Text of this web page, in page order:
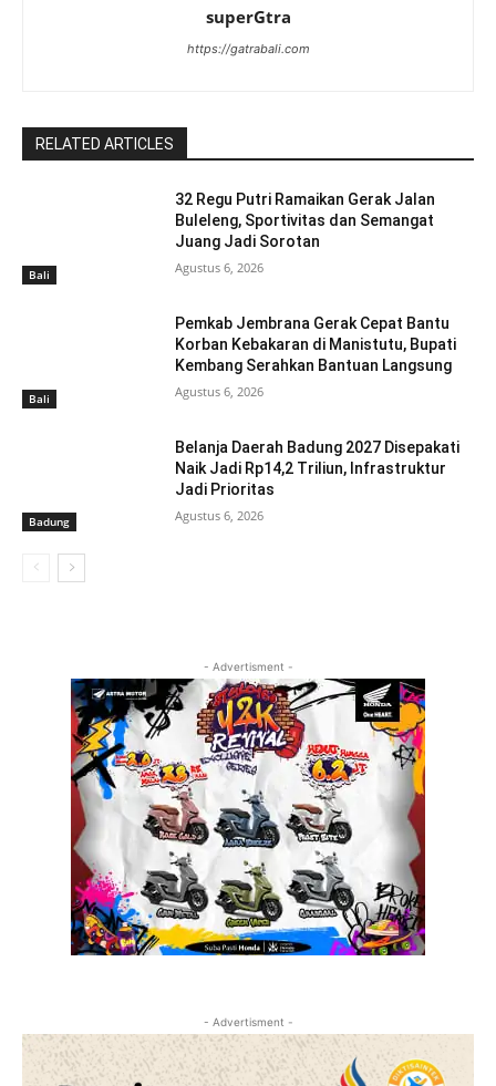
superGtra
https://gatrabali.com
RELATED ARTICLES
Bali
32 Regu Putri Ramaikan Gerak Jalan
Buleleng, Sportivitas dan Semangat
Juang Jadi Sorotan
Agustus 6, 2026
Bali
Pemkab Jembrana Gerak Cepat Bantu
Korban Kebakaran di Manistutu, Bupati
Kembang Serahkan Bantuan Langsung
Agustus 6, 2026
Badung
Belanja Daerah Badung 2027 Disepakati
Naik Jadi Rp14,2 Triliun, Infrastruktur
Jadi Prioritas
Agustus 6, 2026
- Advertisment -
- Advertisment -